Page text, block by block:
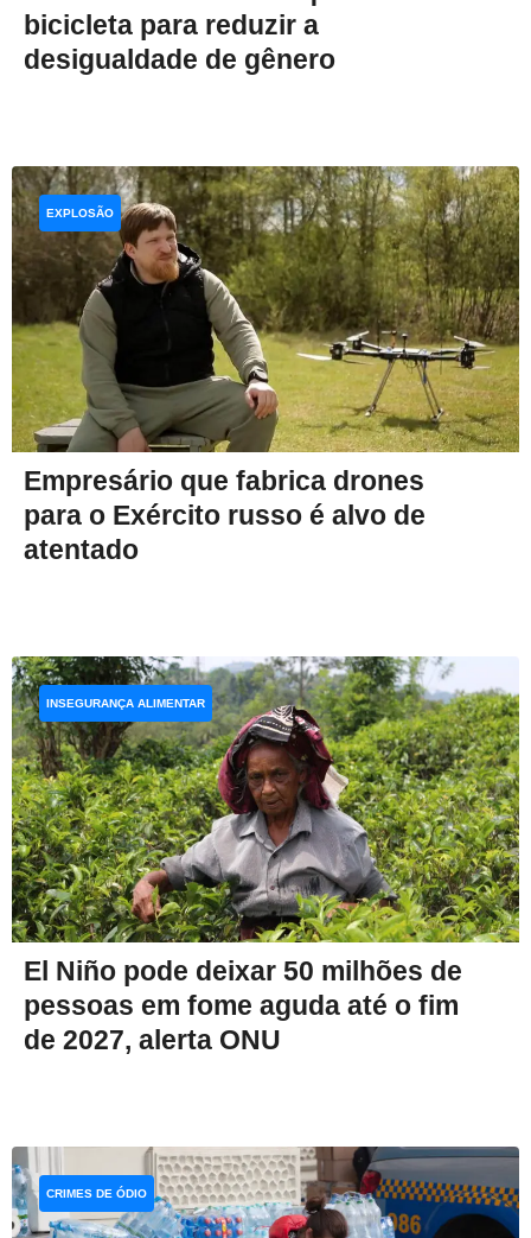
bicicleta para reduzir a
desigualdade de gênero
Empresário que fabrica drones
para o Exército russo é alvo de
atentado
EXPLOSÃO
El Niño pode deixar 50 milhões de
pessoas em fome aguda até o fim
de 2027, alerta ONU
INSEGURANÇA ALIMENTAR
CRIMES DE ÓDIO